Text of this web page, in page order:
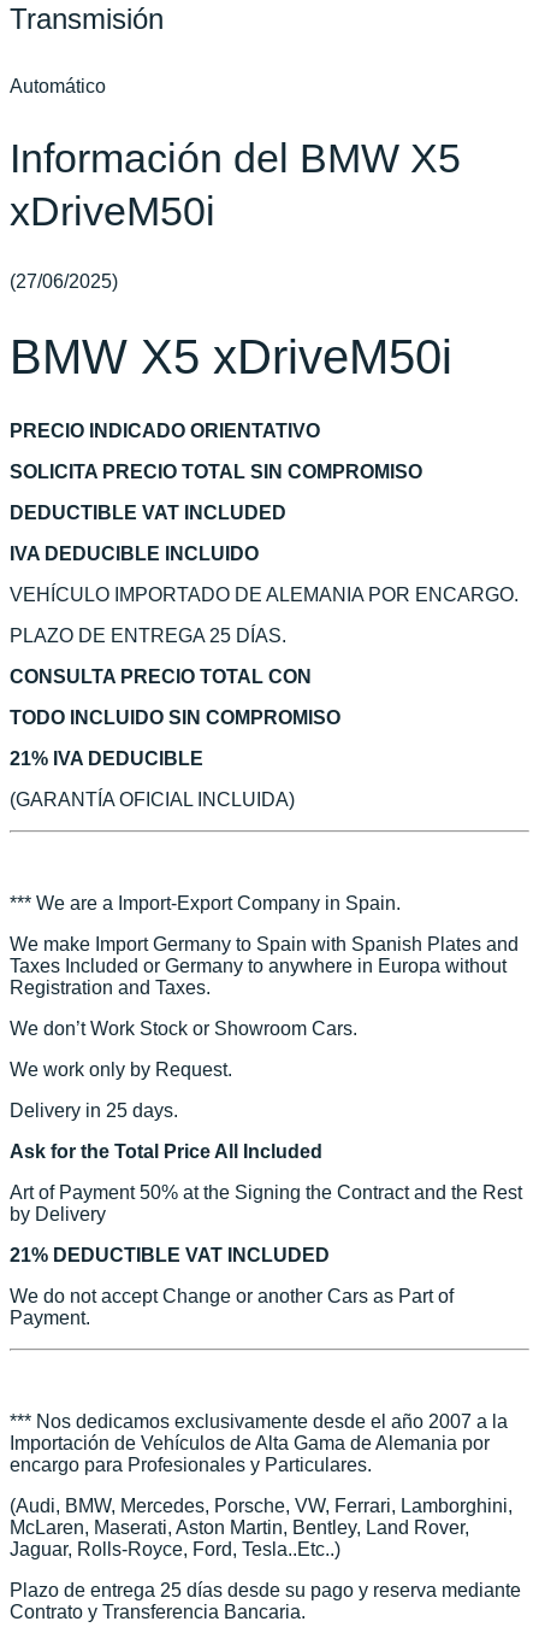
Transmisión
Automático
Información del BMW X5
xDriveM50i
(27/06/2025)
BMW X5 xDriveM50i
PRECIO INDICADO ORIENTATIVO
SOLICITA PRECIO TOTAL SIN COMPROMISO
DEDUCTIBLE VAT INCLUDED
IVA DEDUCIBLE INCLUIDO
VEHÍCULO IMPORTADO DE ALEMANIA POR ENCARGO.
PLAZO DE ENTREGA 25 DÍAS.
CONSULTA PRECIO TOTAL CON
TODO INCLUIDO SIN COMPROMISO
21% IVA DEDUCIBLE
(GARANTÍA OFICIAL INCLUIDA)
*** We are a Import-Export Company in Spain.
We make Import Germany to Spain with Spanish Plates and
Taxes Included or Germany to anywhere in Europa without
Registration and Taxes.
We don’t Work Stock or Showroom Cars.
We work only by Request.
Delivery in 25 days.
Ask for the Total Price All Included
Art of Payment 50% at the Signing the Contract and the Rest
by Delivery
21% DEDUCTIBLE VAT INCLUDED
We do not accept Change or another Cars as Part of
Payment.
*** Nos dedicamos exclusivamente desde el año 2007 a la
Importación de Vehículos de Alta Gama de Alemania por
encargo para Profesionales y Particulares.
(Audi, BMW, Mercedes, Porsche, VW, Ferrari, Lamborghini,
McLaren, Maserati, Aston Martin, Bentley, Land Rover,
Jaguar, Rolls-Royce, Ford, Tesla..Etc..)
Plazo de entrega 25 días desde su pago y reserva mediante
Contrato y Transferencia Bancaria.